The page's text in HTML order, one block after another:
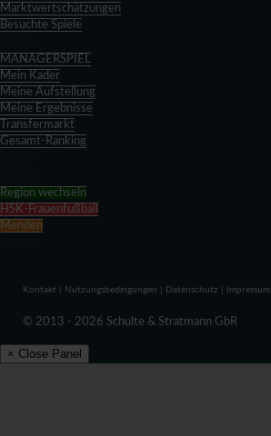
Marktwertschätzungen
Besuchte Spiele
MANAGERSPIEL
Mein Kader
Meine Aufstellung
Meine Ergebnisse
Transfermarkt
Gesamt-Ranking
Region wechseln
HSK-Frauenfußball
Menden
Kontakt Nutzungsbedingungen Datenschutz Impressum
© 2013 - 2026 Schulte & Stratmann GbR
× Close Panel